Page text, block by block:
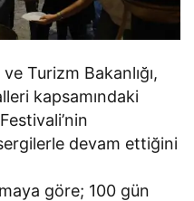
Turizm Bakanlığı,
kapsamındaki
devam ettiğini
göre; 100 gün